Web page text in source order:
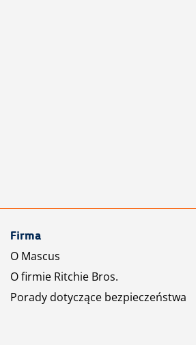
Firma
O Mascus
O firmie Ritchie Bros.
Porady dotyczące bezpieczeństwa